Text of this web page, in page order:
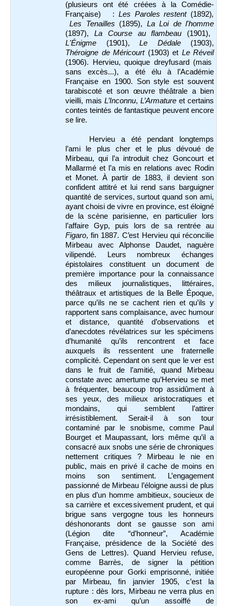
(plusieurs ont été créées à la Comédie-
Française) : Les Paroles restent(1892),
Les Tenailles (1895), La Loi de l'homme
(1897), La Course au flambeau (1901),
L'Énigme (1901), Le Dédale(1903),
Théroigne de Méricourt(1903) et Le Réveil
(1906). Hervieu, quoique dreyfusard (mais
sans excès...), a été élu à l’Académie
Française en 1900. Son style est souvent
tarabiscoté et son œuvre théâtrale a bien
vieilli, mais L’Inconnu, L’Armature et certains
contes teintés de fantastique peuvent encore
se lire.
Hervieu a été pendant longtemps
l’ami le plus cher et le plus dévoué de
Mirbeau, qui l’a introduit chez Goncourt et
Mallarmé et l’a mis en relations avec Rodin
et Monet. À partir de 1883, il devient son
confident attitré et lui rend sans barguigner
quantité de services, surtout quand son ami,
ayant choisi de vivre en province, est éloigné
de la scène parisienne, en particulier lors
l’affaire Gyp, puis lors de sa rentrée au
Figaro, fin 1887. C’est Hervieu qui réconcilie
Mirbeau avec Alphonse Daudet, naguère
vilipendé. Leurs nombreux échanges
épistolaires constituent un document de
première importance pour la connaissance
des milieux journalistiques, littéraires,
théâtraux et artistiques de la Belle Époque,
parce qu’ils ne se cachent rien et qu’ils y
rapportent sans complaisance, avec humour
et distance, quantité d’observations et
d’anecdotes révélatrices sur les spécimens
d’humanité qu’ils rencontrent et face
auxquels ils ressentent une fraternelle
complicité. Cependant on sent que le ver est
dans le fruit de l’amitié, quand Mirbeau
constate avec amertume qu’Hervieu se met
à fréquenter, beaucoup trop assidûment à
ses yeux, des milieux aristocratiques et
mondains, qui semblent l’attirer
irrésistiblement. Serait-il à son tour
contaminé par le snobisme, comme Paul
Bourget et Maupassant, lors même qu’il a
consacré aux snobs une série de chroniques
nettement critiques ? Mirbeau le nie en
public, mais en privé il cache de moins en
moins son sentiment. L’engagement
passionné de Mirbeau l’éloigne aussi de plus
en plus d’un homme ambitieux, soucieux de
sa carrière et excessivement prudent, et qui
brigue sans vergogne tous les honneurs
déshonorants dont se gausse son ami
(Légion dite “d’honneur”, Académie
Française, présidence de la Société des
Gens de Lettres). Quand Hervieu refuse,
comme Barrès, de signer la pétition
européenne pour Gorki emprisonné, initiée
par Mirbeau, fin janvier 1905, c’est la
rupture : dès lors, Mirbeau ne verra plus en
son ex-ami qu’un assoiffé de